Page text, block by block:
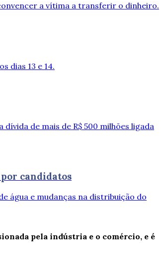
a vítima a transferir o dinheiro.
dias 13 e 14.
de mais de R$ 500 milhões ligada
candidatos
água e mudanças na distribuição do
pela indústria e o comércio, e é